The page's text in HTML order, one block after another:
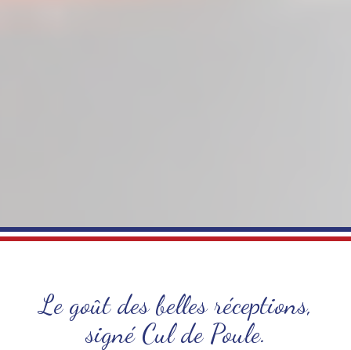
Le goût des belles réceptions,
signé Cul de Poule.